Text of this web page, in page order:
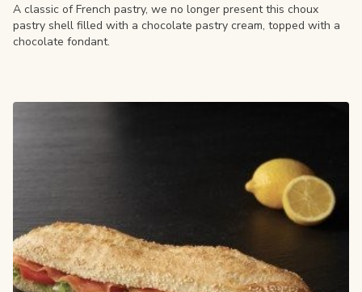
A classic of French pastry, we no longer present this choux
pastry shell filled with a chocolate pastry cream, topped with a
chocolate fondant.